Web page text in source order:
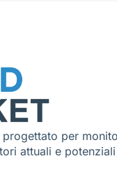
per
attuali e